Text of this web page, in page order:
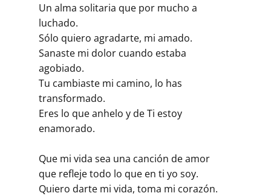
Un alma solitaria que por mucho a
luchado.
Sólo quiero agradarte, mi amado.
Sanaste mi dolor cuando estaba
agobiado.
Tu cambiaste mi camino, lo has
transformado.
Eres lo que anhelo y de Ti estoy
enamorado.
Que mi vida sea una canción de amor
que refleje todo lo que en ti yo soy.
Quiero darte mi vida, toma mi corazón.